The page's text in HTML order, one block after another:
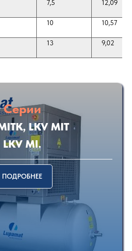
7,5 12,09
10 10,57
13 9,02
Серии
LKV MIT
LKV MI.
ПОДРОБНЕЕ